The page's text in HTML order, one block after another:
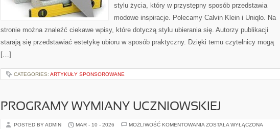
stylu życia, który w przystępny sposób przedstawia
modowe inspiracje. Polecamy Calvin Klein i Uniqlo. Na
stronie można znaleźć ciekawe wpisy, które dotyczą stylu ubierania się. Autorzy publikacji
starają się przedstawiać estetykę ubioru w sposób praktyczny. Dzięki temu czytelnicy mogą
[…]
CATEGORIES: ARTYKUŁY SPONSOROWANE
PROGRAMY WYMIANY UCZNIOWSKIEJ
POSTED BY ADMIN MAR - 10 - 2026 MOŻLIWOŚĆ KOMENTOWANIA PROGRAMY
ZOSTAŁA WYŁĄCZONA